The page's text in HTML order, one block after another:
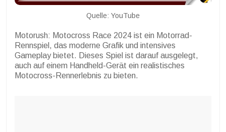
Quelle: YouTube
Motorush: Motocross Race 2024 ist ein Motorrad-
Rennspiel, das moderne Grafik und intensives
Gameplay bietet. Dieses Spiel ist darauf ausgelegt,
auch auf einem Handheld-Gerät ein realistisches
Motocross-Rennerlebnis zu bieten.